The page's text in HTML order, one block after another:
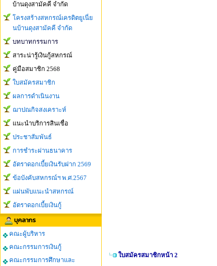
บ้านดุงสามัคคี จำกัด
โครงสร้างสหกรณ์เครดิตยูเนี่ย
นบ้านดุงสามัคคี จำกัด
บทบาทกรรมการ
สาระน่ารู้เงินกู้สหกรณ์
คู่มือสมาชิก 2568
ใบสมัครสมาชิก
ผลการดำเนินงาน
ฌาปณกิจสงเคราะห์
แนะนำบริการสินเชื่อ
ประชาสัมพันธ์
การชำระผ่านธนาคาร
อัตราดอกเบี้ยเงินรับฝาก 2569
ข้อบังคับสหกรณ์ฯ พ.ศ.2567
แผ่นพับแนะนำสหกรณ์
อัตราดอกเบี้ยเงินกู้
บุคลากร
คณะผู้บริหาร
คณะกรรมการเงินกู้
คณะกรรมการศึกษาและ
ใบสมัครสมาชิกหน้า 2